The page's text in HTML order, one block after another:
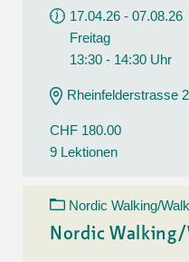
17.04.26 - 07.08.26
Freitag
13:30 - 14:30 Uhr
Rheinfelderstrasse
CHF 180.00
9 Lektionen
Nordic Walking/
Nordic